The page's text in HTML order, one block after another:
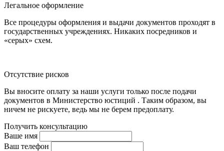
Легальное оформление
Все процедуры оформления и выдачи документов проходят в
государственных учреждениях. Никаких посредников и
«серых» схем.
Отсутствие рисков
Вы вносите оплату за наши услуги только после подачи
документов в Министерство юстиций . Таким образом, вы
ничем не рискуете, ведь мы не берем предоплату.
Получить консультацию
Ваше имя
Ваш телефон